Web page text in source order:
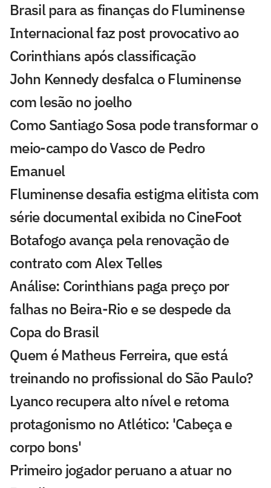
Brasil para as finanças do Fluminense
Internacional faz post provocativo ao
Corinthians após classificação
John Kennedy desfalca o Fluminense
com lesão no joelho
Como Santiago Sosa pode transformar o
meio-campo do Vasco de Pedro
Emanuel
Fluminense desafia estigma elitista com
série documental exibida no CineFoot
Botafogo avança pela renovação de
contrato com Alex Telles
Análise: Corinthians paga preço por
falhas no Beira-Rio e se despede da
Copa do Brasil
Quem é Matheus Ferreira, que está
treinando no profissional do São Paulo?
Lyanco recupera alto nível e retoma
protagonismo no Atlético: 'Cabeça e
corpo bons'
Primeiro jogador peruano a atuar no